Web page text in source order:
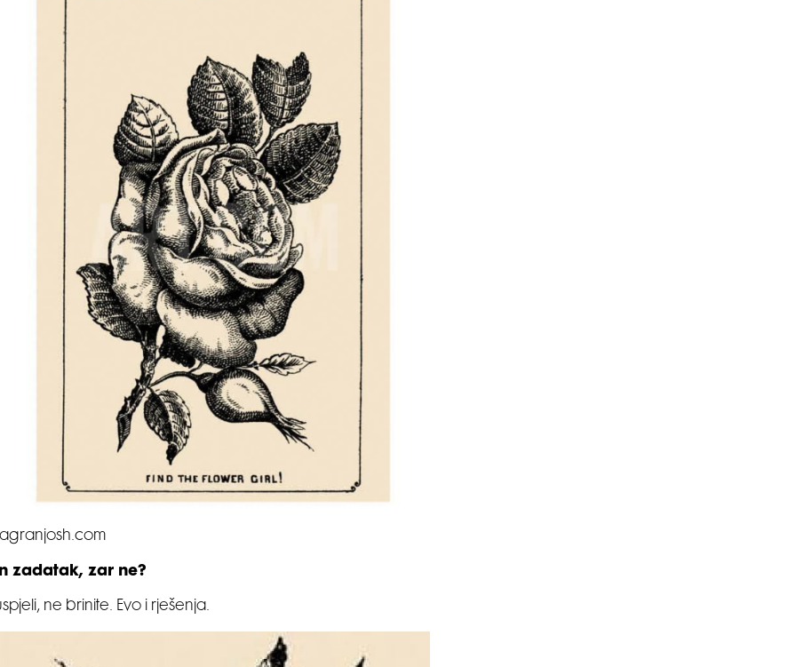
zadatak, zar ne?
ne brinite. Evo i rješenja.